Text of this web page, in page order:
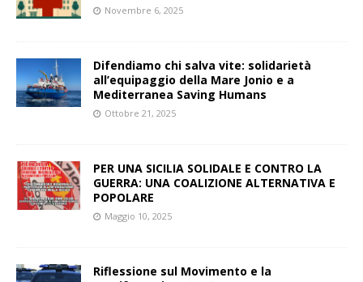
Novembre 6, 2025
Difendiamo chi salva vite: solidarietà
all’equipaggio della Mare Jonio e a
Mediterranea Saving Humans
Ottobre 21, 2025
PER UNA SICILIA SOLIDALE E CONTRO LA
GUERRA: UNA COALIZIONE ALTERNATIVA E
POPOLARE
Maggio 10, 2025
Riflessione sul Movimento e la